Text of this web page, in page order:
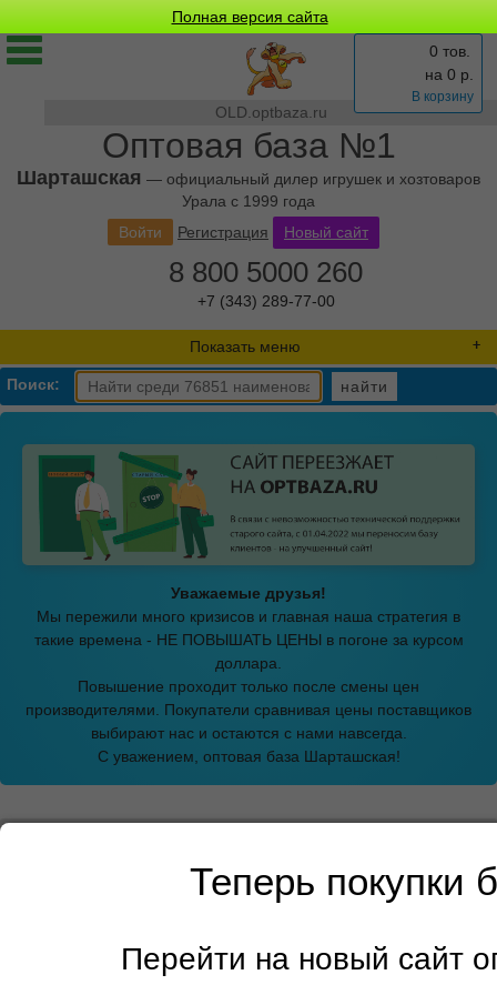
Полная версия сайта
OLD.optbaza.ru
Оптовая база №1
Шарташская — официальный дилер игрушек и хозтоваров
Урала с 1999 года
0 тов.
на 0 р.
В корзину
Войти Регистрация Новый сайт
8 800 5000 260
+7 (343) 289-77-00
Показать меню
Поиск: найти
Теперь покупки
Перейти на новый сайт
Уважаемые друзья!
Мы пережили много кризисов и главная наша стратегия в
такие времена - НЕ ПОВЫШАТЬ ЦЕНЫ в погоне за курсом
доллара.
Повышение проходит только после смены цен
производителями. Покупатели сравнивая цены поставщиков
выбирают нас и остаются с нами навсегда.
С уважением, оптовая база Шарташская!
maxi (7-18кг) 19шт с кремом-бальзамом 0254
Подгузники для детей
Senso Baby B4 maxi (7-